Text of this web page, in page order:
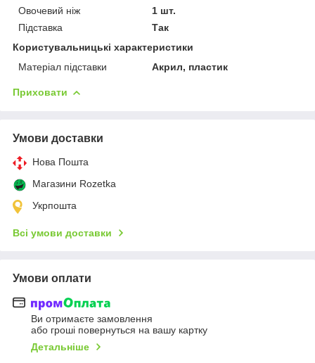
Овочевий ніж
1 шт.
Підставка
Так
Користувальницькі характеристики
Матеріал підставки
Акрил, пластик
Приховати
Умови доставки
Нова Пошта
Магазини Rozetka
Укрпошта
Всі умови доставки
Умови оплати
Ви отримаєте замовлення
або гроші повернуться на вашу картку
Детальніше